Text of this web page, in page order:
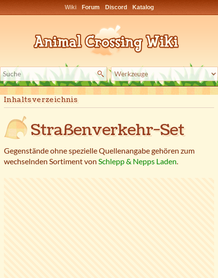
Wiki Forum Discord Katalog
Inhaltsverzeichnis
Straßenverkehr-Set
Gegenstände ohne spezielle Quellenangabe gehören zum
wechselnden Sortiment von Schlepp & Nepps Laden.